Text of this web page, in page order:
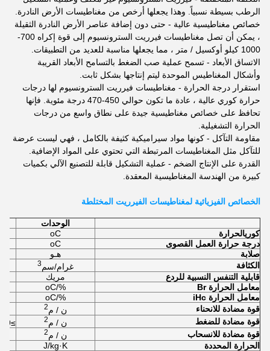
الرطب بسيطة نسبياً. وهذا يجعلها أرخص من مغناطيسات الأرض النادرة.
خصائص مغناطيسية عالية - حتى دون إضافة عناصر الأرض النادرة الثقيلة
، يمكن أن تصل مغناطيسات فيرريت السترونسيوم إلى قوة إكراه 700-
1000 كيلو أوكسيل / متر ، مما يجعلها مناسبة للعديد من التطبيقات.
الاتساق الأبعاد - تسمح عملية صب الضغط بالتسامح الأبعاد القريبة
وأشكال المغناطيس الموحدة ليتم إنتاجها بشكل ثابت.
استقرار درجة الحرارة - مغناطيسات فيرريت السترونسيوم لها درجات
حرارة كوري عالية ، عادة ما تكون حوالي 450-470 درجة مئوية. فإنها
تحافظ على خصائص مغناطيسية جيدة على نطاق واسع من درجات
الحرارة التشغيلية.
مقاومة التآكل - كونها مواد سيراميكية كثيفة بالكامل ، فهي ليست عرضة
للتآكل مثل المغناطيسات المرتبطة التي تحتوي على المواد الإضافية.
القدرة على الإنتاج الضخم - عملية التشكيل قابلة للتصنيع الآلي بكميات
كبيرة من الهندسة المغناطيسية المعقدة.
الخصائص الفيزيائية لمغناطيسات الفيرريت المختلطة
الوحدات
كوريالحرارة
oC
درجة حرارة العمل القصوى
oC
صلابة
هـو
الكثافة
غرام/سم 3
قابلية التنفس النسبية للردع
مريك
معامل الحرارة Br
%/oC
معامل الحرارة iHc
%/oC
قوة مضادة للانحناء
ن / م2
قوة مضادة للضغط ن / م2
≥6.9×10
قوة مضادة للانسحاب
ن / م2
الحرارة المحددة
J/kg·K